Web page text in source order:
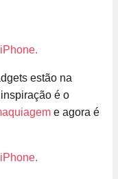
estão na
é o
e agora é